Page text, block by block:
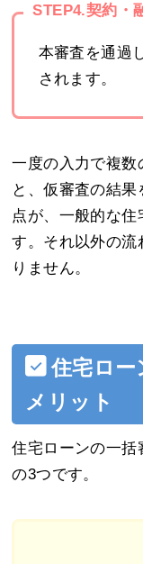
STEP4.契約・
本審査を通過
されます。
一度の入力で複数
と、仮審査の結
点が、一般的な
す。それ以外の流
りません。
住宅ロー
メリット
住宅ローンの一括
の3つです。